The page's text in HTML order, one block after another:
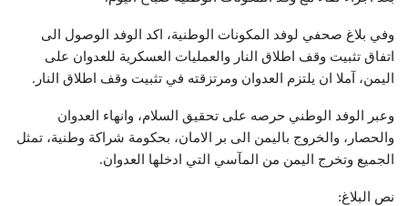
وفي بلاغ صحفي لوفد المكونات الوطنية، اكد الوفد الوصول الى
اتفاق تثبيت وقف اطلاق النار والعمليات العسكرية للعدوان على
اليمن، آملا ان يلتزم العدوان ومرتزقته في تثبيت وقف اطلاق النار.
وعبر الوفد الوطني حرصه على تحقيق السلام، وانهاء العدوان
والحصار، والخروج باليمن الى بر الامان، بحكومة شراكة وطنية، تمثل
الجميع وتخرج اليمن من المآسي التي ادخلها العدوان.
نص البلاغ: